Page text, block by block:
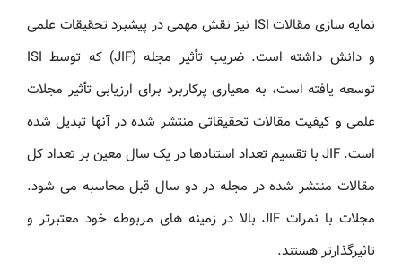
نمایه سازی مقالات ISI نیز نقش مهمی در پیشبرد تحقیقات علمی
و دانش داشته است. ضریب تأثیر مجله (JIF) که توسط ISI
توسعه یافته است، به معیاری پرکاربرد برای ارزیابی تأثیر مجلات
علمی و کیفیت مقالات تحقیقاتی منتشر شده در آنها تبدیل شده
است. JIF با تقسیم تعداد استنادها در یک سال معین بر تعداد کل
مقالات منتشر شده در مجله در دو سال قبل محاسبه می شود.
مجلات با نمرات JIF بالا در زمینه های مربوطه خود معتبرتر و
تاثیرگذارتر هستند.